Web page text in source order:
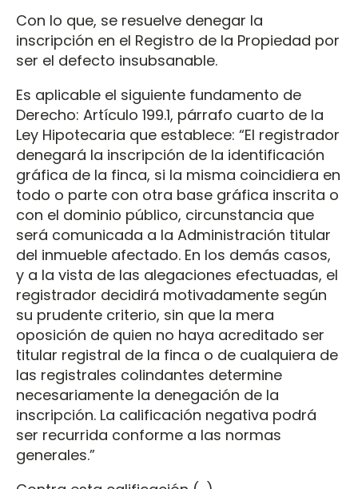
Con lo que, se resuelve denegar la
inscripción en el Registro de la Propiedad por
ser el defecto insubsanable.
Es aplicable el siguiente fundamento de
Derecho: Artículo 199.1, párrafo cuarto de la
Ley Hipotecaria que establece: “El registrador
denegará la inscripción de la identificación
gráfica de la finca, si la misma coincidiera en
todo o parte con otra base gráfica inscrita o
con el dominio público, circunstancia que
será comunicada a la Administración titular
del inmueble afectado. En los demás casos,
y a la vista de las alegaciones efectuadas, el
registrador decidirá motivadamente según
su prudente criterio, sin que la mera
oposición de quien no haya acreditado ser
titular registral de la finca o de cualquiera de
las registrales colindantes determine
necesariamente la denegación de la
inscripción. La calificación negativa podrá
ser recurrida conforme a las normas
generales.”